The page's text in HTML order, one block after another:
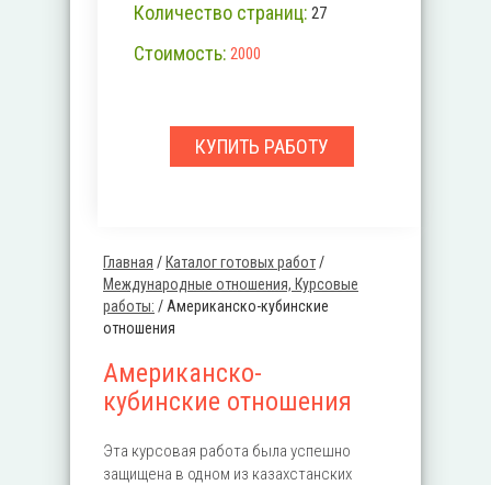
Вы здесь
Главная / Каталог готовых работ/
Международные отношения, Курсовые
работы: / Американско-кубинские
отношения
Американско-
кубинские отношения
Эта курсовая работа была успешно
защищена в одном из казахстанских
Количество страниц: 27
Стоимость: 2000
КУПИТЬ РАБОТУ